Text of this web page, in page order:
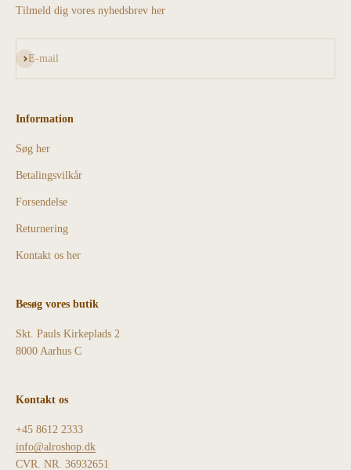
Tilmeld dig vores nyhedsbrev her
E-mail
Abonnér
Information
Søg her
Betalingsvilkår
Forsendelse
Returnering
Kontakt os her
Besøg vores butik
Skt. Pauls Kirkeplads 2
8000 Aarhus C
Kontakt os
+45 8612 2333
info@alroshop.dk
CVR. NR. 36932651